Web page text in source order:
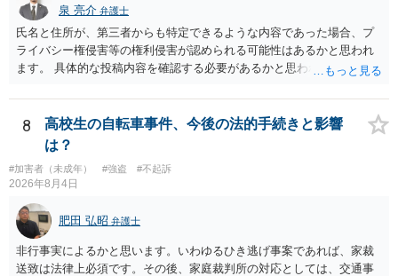
泉 亮介 弁護士
氏名と住所が、第三者からも特定できるような内容であった場合、プ
ライバシー権侵害等の権利侵害が認められる可能性はあるかと思われ
ます。 具体的な投稿内容を確認する必要があるかと思われますので、
でしょう。
8
高校生の自転車事件、今後の法的手続きと影響
は？
#加害者（未成年） #強盗 #不起訴
2026年8月4日
肥田 弘昭 弁護士
非行事実によるかと思います。いわゆるひき逃げ事案であれば、家裁
送致は法律上必須です。その後、家庭裁判所の対応としては、交通事